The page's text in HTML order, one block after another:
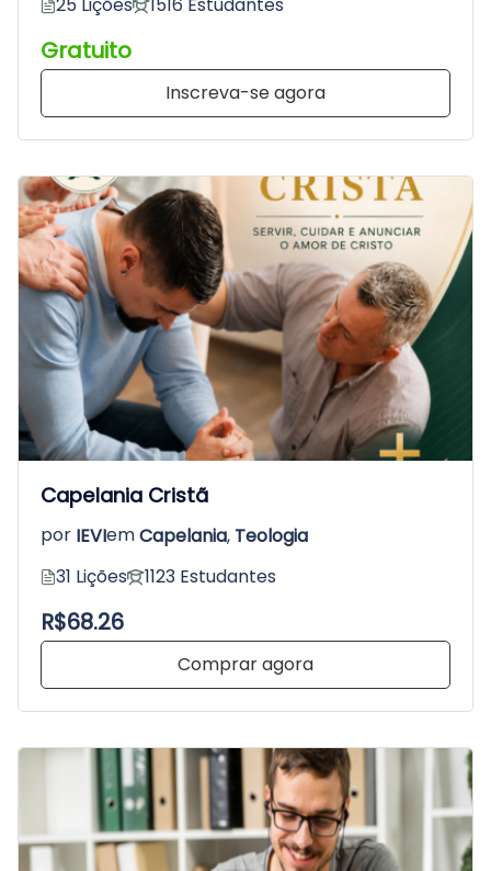
Gratuito
Inscreva-se agora
Capelania Cristã
por IEVIemCapelania, Teologia
31 Lições
1123 Estudantes
R$68.26
Comprar agora